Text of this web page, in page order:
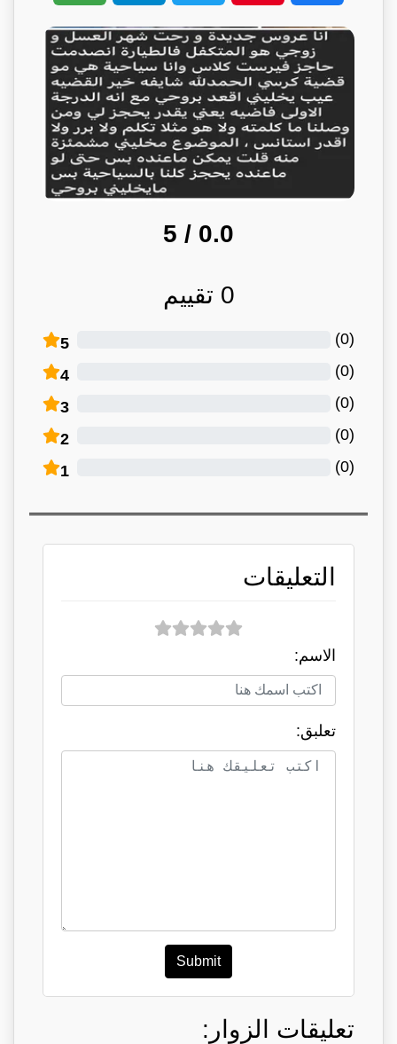
0.0
/ 5
0 تقييم
5 (
0
)
4 (
0
)
3 (
0
)
2 (
0
)
1 (
0
)
التعليقات
الاسم:
تعلبق:
Submit
تعليقات الزوار: